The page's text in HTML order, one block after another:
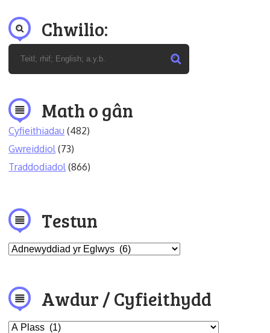
Chwilio:
Math o gân
Cyfieithiadau (482)
Gwreiddiol (73)
Traddodiadol (866)
Testun
Awdur / Cyfieithydd